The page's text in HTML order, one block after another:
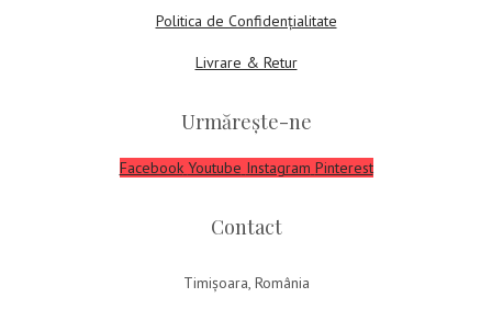
Politica de Confidențialitate
Livrare & Retur
Urmărește-ne
Facebook Youtube Instagram Pinterest
Contact
Timișoara, România